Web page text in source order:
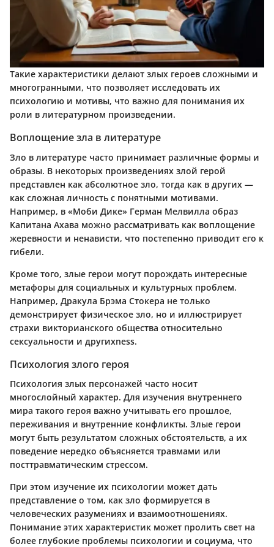
Такие характеристики делают злых героев сложными и
многогранными, что позволяет исследовать их
психологию и мотивы, что важно для понимания их
роли в литературном произведении.
Воплощение зла в литературе
Зло в литературе часто принимает различные формы и
образы. В некоторых произведениях злой герой
представлен как абсолютное зло, тогда как в других —
как сложная личность с понятными мотивами.
Например, в «Моби Дике» Герман Мелвилла образ
Капитана Ахава можно рассматривать как воплощение
жеревности и ненависти, что постепенно приводит его к
гибели.
Кроме того, злые герои могут порождать интересные
метафоры для социальных и культурных проблем.
Например, Дракула Брэма Стокера не только
демонстрирует физическое зло, но и иллюстрирует
страхи викторианского общества относительно
сексуальности и другихness.
Психология злого героя
Психология злых персонажей часто носит
многослойный характер. Для изучения внутреннего
мира такого героя важно учитывать его прошлое,
переживания и внутренние конфликты. Злые герои
могут быть результатом сложных обстоятельств, а их
поведение нередко объясняется травмами или
посттравматическим стрессом.
При этом изучение их психологии может дать
представление о том, как зло формируется в
человеческих разумениях и взаимоотношениях.
Понимание этих характеристик может пролить свет на
более глубокие проблемы психологии и социума, что